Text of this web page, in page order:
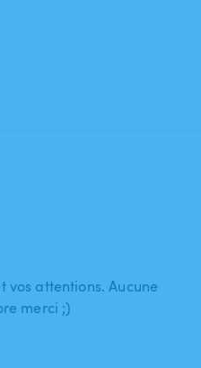
attentions. Aucune
merci ;)